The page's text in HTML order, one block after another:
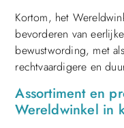
Kortom, het
bevorderen van
bewustwording, met
rechtvaardigere en
Assortiment en
Wereldwinkel in